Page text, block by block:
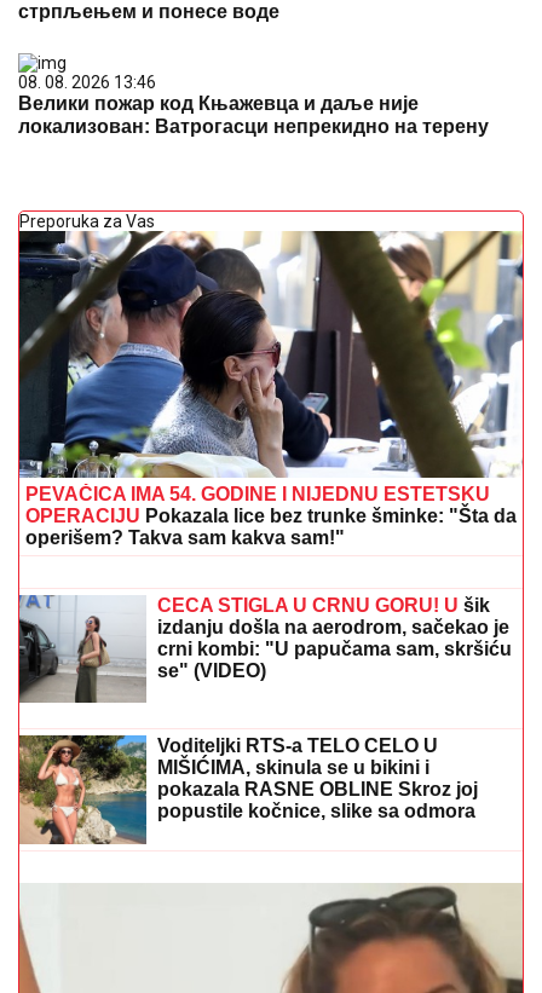
стрпљењем и понесе воде
08. 08. 2026 13:46
Велики пожар код Књажевца и даље није
локализован: Ватрогасци непрекидно на терену
Preporuka za Vas
PEVAČICA IMA 54. GODINE I NIJEDNU ESTETSKU
OPERACIJU Pokazala lice bez trunke šminke: "Šta da
operišem? Takva sam kakva sam!"
se oglasio zbog VERENICE
Aleksandre, samo par dana nakon
VERIDBE: "Neka Bog čuva našu
ljubav!"
crni kombi: "U papučama sam, skršiću
se" (VIDEO)